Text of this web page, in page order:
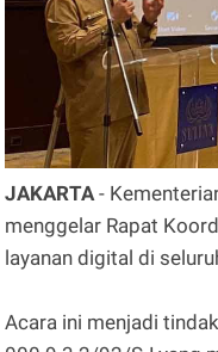
JAKARTA -
menggelar Rapat
layanan digital di
Acara ini menjadi